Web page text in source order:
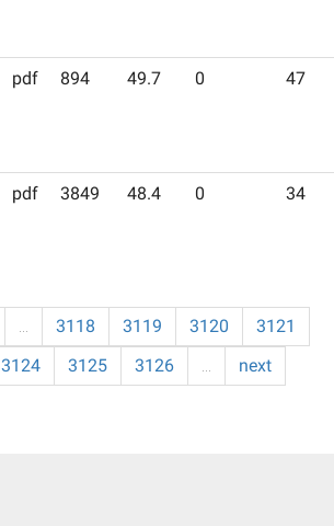
pdf 894 49.7 0 47
pdf 3849 48.4 0 34
… 3118 3119 3120
3121
3124 3125 3126 …
next